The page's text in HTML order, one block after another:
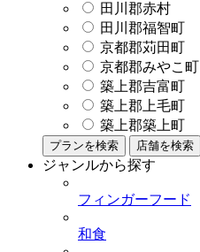
田川郡赤村
田川郡福智町
京都郡苅田町
京都郡みやこ町
築上郡吉富町
築上郡上毛町
築上郡築上町
プランを検索 店舗を検索
ジャンルから探す
フィンガーフード
和食